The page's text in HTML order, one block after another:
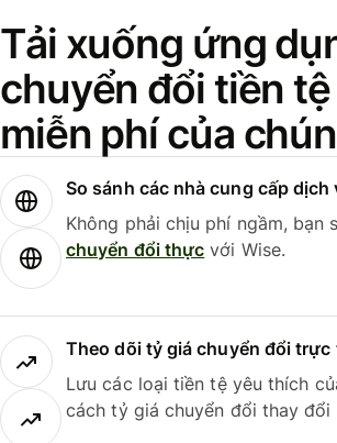
Tải xuống ứng
chuyển đổi tiền
miễn phí của
So sánh các nhà cung cấp dịch
Không phải chịu phí ngầm, bạn
chuyển đổi thực với Wise.
Theo dõi tỷ giá chuyển đổi trực
Lưu các loại tiền tệ yêu thích
cách tỷ giá chuyển đổi thay đổi